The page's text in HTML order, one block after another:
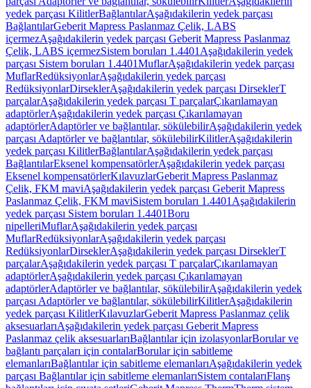
yedek parçası KilitlerBağlantılarAşağıdakilerin yedek parçası
BağlantılarGeberit Mapress Paslanmaz Çelik, LABS
içermezAşağıdakilerin yedek parçası Geberit Mapress Paslanmaz
Çelik, LABS içermezSistem boruları 1.4401 Aşağıdakilerin yedek
parçası Sistem boruları 1.4401MuflarAşağıdakilerin yedek parçası
MuflarRedüksiyonlarAşağıdakilerin yedek parçası
RedüksiyonlarDirseklerAşağıdakilerin yedek parçası DirseklerT
parçalarAşağıdakilerin yedek parçası T parçalarÇıkarılamayan
adaptörlerAşağıdakilerin yedek parçası Çıkarılamayan
adaptörlerAdaptörler ve bağlantılar, sökülebilirAşağıdakilerin yedek
parçası Adaptörler ve bağlantılar, sökülebilirKilitlerAşağıdakilerin
yedek parçası KilitlerBağlantılarAşağıdakilerin yedek parçası
BağlantılarEksenel kompensatörlerAşağıdakilerin yedek parçası
Eksenel kompensatörlerKılavuzlarGeberit Mapress Paslanmaz
Çelik, FKM maviAşağıdakilerin yedek parçası Geberit Mapress
Paslanmaz Çelik, FKM maviSistem boruları 1.4401 Aşağıdakilerin
yedek parçası Sistem boruları 1.4401Boru
nipelleriMuflarAşağıdakilerin yedek parçası
MuflarRedüksiyonlarAşağıdakilerin yedek parçası
RedüksiyonlarDirseklerAşağıdakilerin yedek parçası DirseklerT
parçalarAşağıdakilerin yedek parçası T parçalarÇıkarılamayan
adaptörlerAşağıdakilerin yedek parçası Çıkarılamayan
adaptörlerAdaptörler ve bağlantılar, sökülebilirAşağıdakilerin yedek
parçası Adaptörler ve bağlantılar, sökülebilirKilitlerAşağıdakilerin
yedek parçası KilitlerKılavuzlarGeberit Mapress Paslanmaz çelik
aksesuarlarıAşağıdakilerin yedek parçası Geberit Mapress
Paslanmaz çelik aksesuarlarıBağlantılar için izolasyonlarBorular ve
bağlantı parçaları için contalarBorular için sabitleme
elemanlarıBağlantılar için sabitleme elemanlarıAşağıdakilerin yedek
parçası Bağlantılar için sabitleme elemanlarıSistem contalarıFlanş